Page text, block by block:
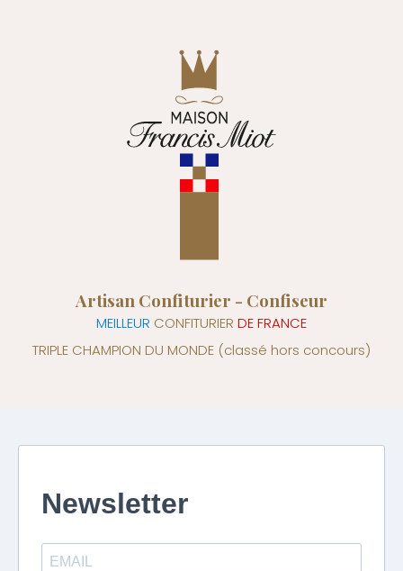
Artisan Confiturier - Confiseur
MEILLEUR CONFITURIER DE FRANCE
TRIPLE CHAMPION DU MONDE (classé hors concours)